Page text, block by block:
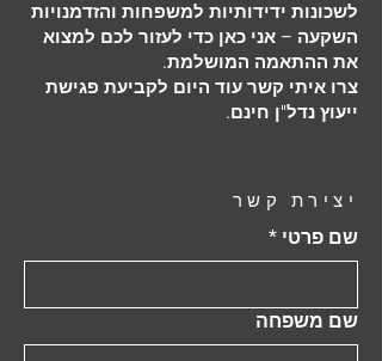
לשכונות ידידותיות למשפחות והזדמנויות
השקעה – אני כאן כדי לעזור לכם למצוא
את ההתאמה המושלמת.
צרו איתי קשר עוד היום לקביעת פגישת
ייעוץ נדל"ן חינם.
יצירת קשר
שם פרטי *
שם משפחה